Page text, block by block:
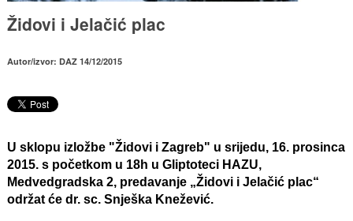
Židovi i Jelačić plac
Autor/izvor: DAZ 14/12/2015
U sklopu izložbe "Židovi i Zagreb" u srijedu, 16. prosinca
2015. s početkom u 18h u Gliptoteci HAZU,
Medvedgradska 2, predavanje „Židovi i Jelačić plac“
održat će dr. sc. Snješka Knežević.